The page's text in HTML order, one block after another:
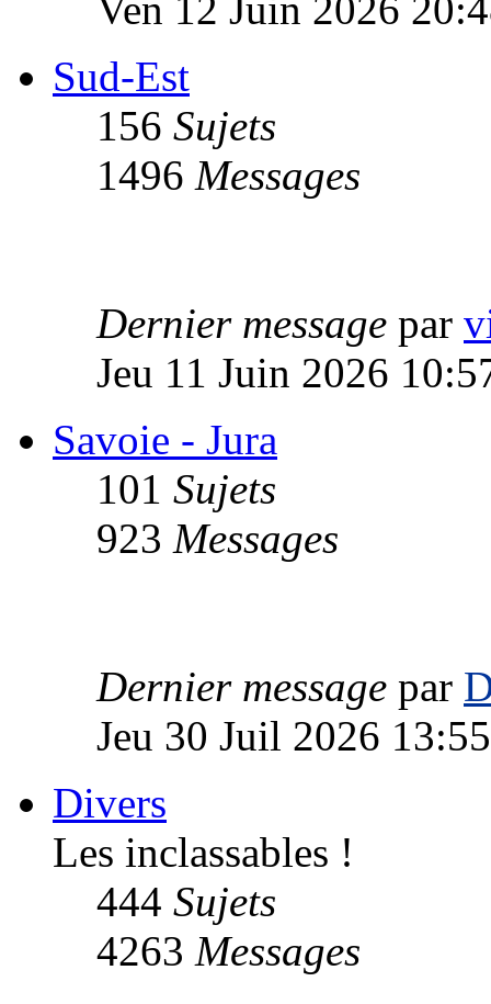
Ven 12 Juin 2026
Sud-Est
156 Sujets
1496 Messages
Dernier message par
Jeu 11 Juin 2026
Savoie - Jura
101 Sujets
923 Messages
Dernier message par
Jeu 30 Juil 2026 13:55
Divers
Les inclassables !
444 Sujets
4263 Messages